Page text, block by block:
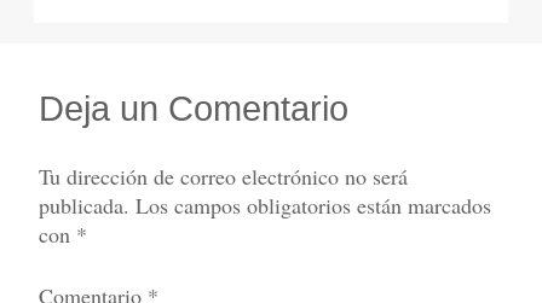
Deja un Comentario
Tu dirección de correo electrónico no será
publicada. Los campos obligatorios están marcados
con *
Comentario *